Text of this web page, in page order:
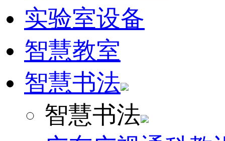
实验室设备
智慧教室
智慧书法
智慧书法